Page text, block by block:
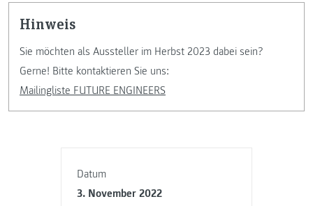
Datum
3. November 2022
Hinweis
Sie möchten als Aussteller im Herbst 2023 dabei sein?
Gerne! Bitte kontaktieren Sie uns:
Mailingliste FUTURE ENGINEERS